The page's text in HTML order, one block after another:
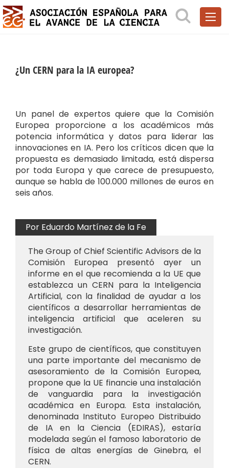
¿Un CERN para la IA europea?
Un panel de expertos quiere que la Comisión
Europea proporcione a los académicos más
potencia informática y datos para liderar las
innovaciones en IA. Pero los críticos dicen que la
propuesta es demasiado limitada, está dispersa
por toda Europa y que carece de presupuesto,
aunque se habla de 100.000 millones de euros en
seis años.
Por Eduardo Martínez de la Fe
The Group of Chief Scientific Advisors de la
Comisión Europea presentó ayer un
informe en el que recomienda a la UE que
establezca un CERN para la Inteligencia
Artificial, con la finalidad de ayudar a los
científicos a desarrollar herramientas de
inteligencia artificial que aceleren su
investigación.
Este grupo de científicos, que constituyen
una parte importante del mecanismo de
asesoramiento de la Comisión Europea,
propone que la UE financie una instalación
de vanguardia para la investigación
académica en Europa. Esta instalación,
denominada Instituto Europeo Distribuido
de IA en la Ciencia (EDIRAS), estaría
modelada según el famoso laboratorio de
física de altas energías de Ginebra, el
CERN.